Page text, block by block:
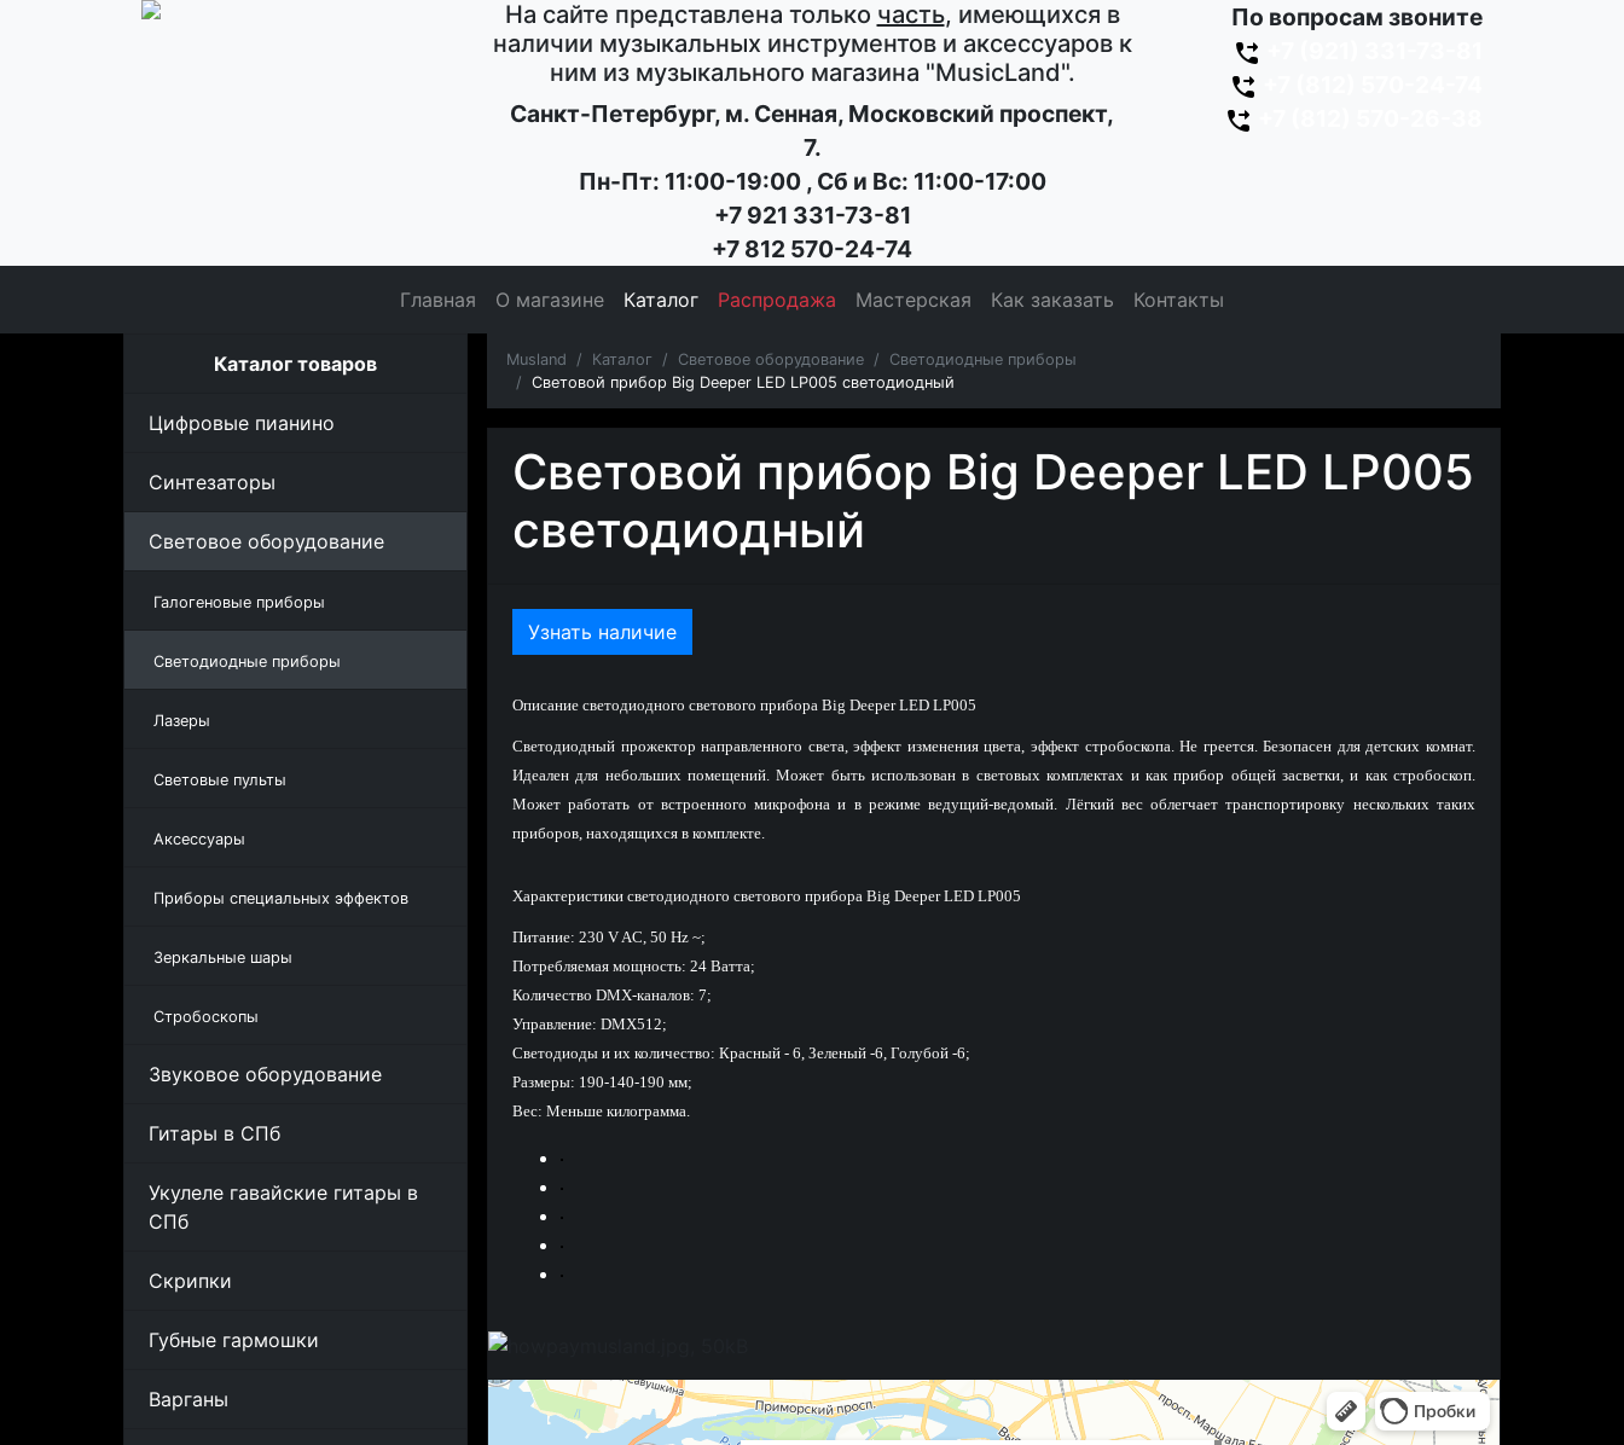
На сайте представлена только часть, имеющихся в
наличии музыкальных инструментов и аксессуаров к
ним из музыкального магазина "MusicLand".
Санкт-Петербург, м. Сенная, Московский проспект,
7.
Пн-Пт: 11:00-19:00 , Сб и Вс: 11:00-17:00
+7 921 331-73-81
+7 812 570-24-74
По вопросам звоните
Главная О магазине Каталог Распродажа Мастерская Как заказать Контакты
Каталог товаров
Цифровые пианино
Синтезаторы
Световое оборудование
Галогеновые приборы
Светодиодные приборы
Лазеры
Световые пульты
Аксессуары
Приборы специальных эффектов
Зеркальные шары
Стробоскопы
Звуковое оборудование
Гитары в СПб
Укулеле гавайские гитары в
СПб
Скрипки
Губные гармошки
Варганы
Musland Каталог Световое оборудование
Светодиодные приборы
Световой прибор Big Deeper LED LP005 светодиодный
Световой прибор Big Deeper LED LP005
светодиодный
Узнать наличие
Описание светодиодного светового прибора Big Deeper LED LP005
Cветодиодный прожектор направленного света, эффект изменения цвета, эффект стробоскопа. Не греется. Безопасен для детских комнат.
Идеален для небольших помещений. Может быть использован в световых комплектах и как прибор общей засветки, и как стробоскоп.
Может работать от встроенного микрофона и в режиме ведущий-ведомый. Лёгкий вес облегчает транспортировку нескольких таких
приборов, находящихся в комплекте.
Характеристики светодиодного светового прибора Big Deeper LED LP005
Питание: 230 V AC, 50 Hz ~;
Потребляемая мощность: 24 Ватта;
Количество DMX-каналов: 7;
Управление: DMX512;
Светодиоды и их количество: Красный - 6, Зеленый -6, Голубой -6;
Размеры: 190-140-190 мм;
Вес: Меньше килограмма.